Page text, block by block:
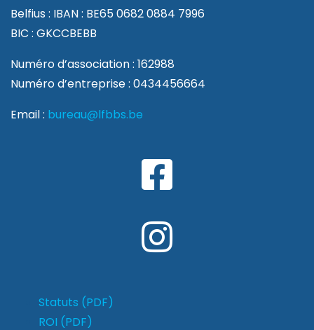
Belfius : IBAN : BE65 0682 0884 7996
BIC : GKCCBEBB
Numéro d’association : 162988
Numéro d’entreprise : 0434456664
Email : bureau@lfbbs.be
Statuts (PDF)
ROI (PDF)